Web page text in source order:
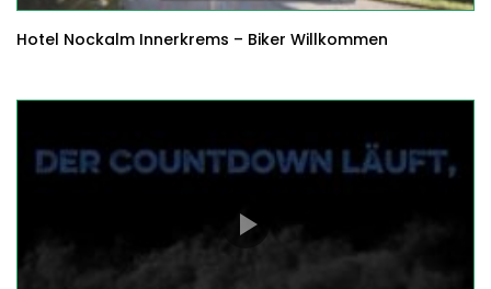
Hotel Nockalm Innerkrems – Biker Willkommen